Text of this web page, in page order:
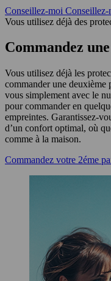
Conseillez-moi Conseillez-
Vous utilisez déjà des
Commandez
Vous utilisez déjà les
commander une deuxième
vous simplement avec le
pour commander en
empreintes. Garantissez-
d’un confort optimal, où
comme à la maison.
Commandez votre 2éme